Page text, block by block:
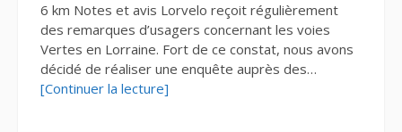
6 km Notes et avis Lorvelo reçoit régulièrement
des remarques d’usagers concernant les voies
Vertes en Lorraine. Fort de ce constat, nous avons
décidé de réaliser une enquête auprès des…
[Continuer la lecture]